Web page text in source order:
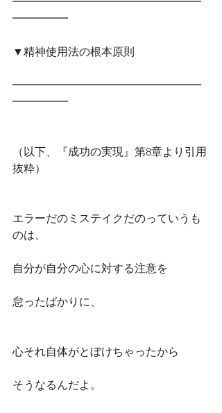
━━━━━
▼精神使用法の根本原則
━━━━━━━━━━━━━━━━━
━━━━━
（以下、『成功の実現』第8章より引用
抜粋）
エラーだのミステイクだのっていうも
のは、
自分が自分の心に対する注意を
怠ったばかりに、
心それ自体がとぼけちゃったから
そうなるんだよ。